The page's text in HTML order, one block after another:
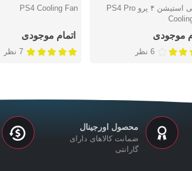
سریع
فن پلی استیشن ۴ پرو PS4 Pro
موجودی
6 نظر
نمایش سریع
PS4 Cooling Fan
اتمام موجودی
7 نظر
محصول اورجینال
ضمانت کالاهای دارای
گارانتی